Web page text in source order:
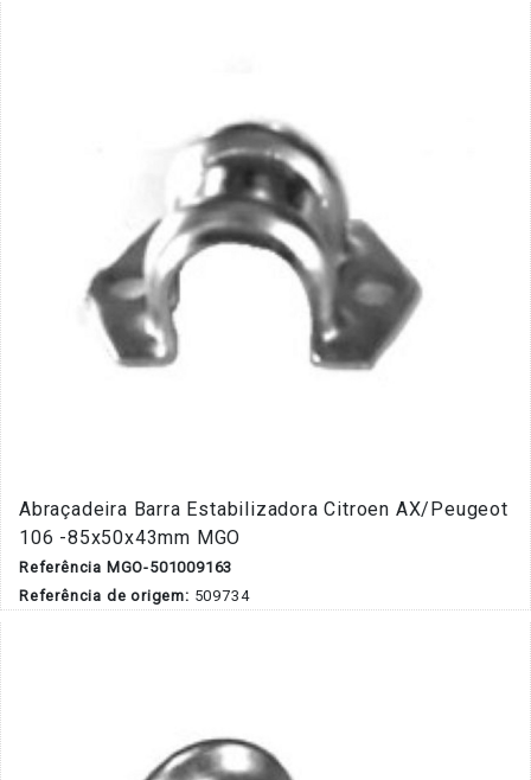
Abraçadeira Barra Estabilizadora Citroen AX/Peugeot
106 -85x50x43mm MGO
Referência MGO-501009163
Referência de origem: 509734